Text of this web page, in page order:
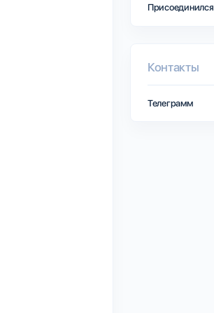
Присоединился
Контакты
Телеграмм